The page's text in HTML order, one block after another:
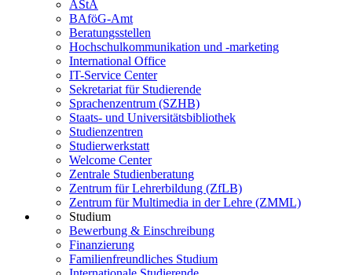
AStA
BAföG-Amt
Beratungsstellen
Hochschulkommunikation und -marketing
International Office
IT-Service Center
Sekretariat für Studierende
Sprachenzentrum (SZHB)
Staats- und Universitätsbibliothek
Studienzentren
Studierwerkstatt
Welcome Center
Zentrale Studienberatung
Zentrum für Lehrerbildung (ZfLB)
Zentrum für Multimedia in der Lehre (ZMML)
Studium
Bewerbung & Einschreibung
Finanzierung
Familienfreundliches Studium